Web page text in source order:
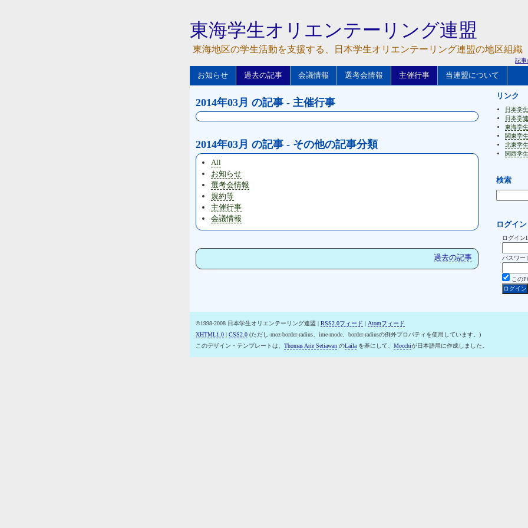
東海学生オリエンテーリング連盟
東海地区の学生活動を支援する、日本学生オリエンテーリング連盟の地区組織
記事
お知らせ 過去の記事 会議情報 選考会情報 主催行事 当連盟について
2014年03月 の記事 - 主催行事
2014年03月 の記事 - その他の記事分類
All
お知らせ
選考会情報
規約等
主催行事
会議情報
過去の記事
リンク
日本学
日本学
東海学
関東学
北東学
関西学
検索
ログイン
ログイン
パスワー
この
©1998-2008 日本学生オリエンテーリング連盟 | RSS2.0フィード | Atomフィード
XHTML1.0 | CSS2.0 (ただし-moz-border-radius、ime-mode、border-radiusの例外プロパティを使用しています。)
このデザイン・テンプレートは、 Thomas Arie Setiawan のLaila を基にして、 Mocchiが日本語用に作成しました。